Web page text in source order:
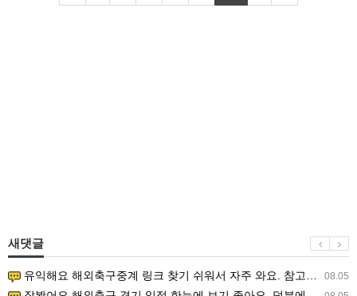
새댓글
08.05
유익해요 해외축구중계 링크 찾기 쉬워서 자주 와요. 참고로 무료스포츠중계 정보 확인할 때 출처 꼭 체크해요.…